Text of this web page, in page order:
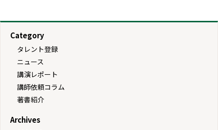
Category
タレント登録
ニュース
講演レポート
講師依頼コラム
著書紹介
Archives